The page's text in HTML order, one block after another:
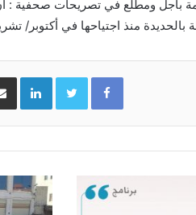
منذ اجتياحها في أكتوبر/ تشرين
Facebook
Twitter